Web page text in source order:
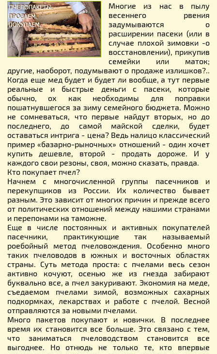
Многие из нас в пылу
весеннего рвения
задумываются о
расширении пасеки (или в
случае плохой зимовки -о
восстановлении), прикупив
семейки или маток;
другие, наоборот, подумывают о продаже излишков?..
Когда еще мед будет и будет ли вообще, а тут первые
реальные и быстрые деньги с пасеки, которые
обычно, ох как необходимы для поправки
пошатнувшегося за зиму семейного бюджета. Можно
не сомневаться, что первые найдут вторых, но до
последнего, до самой майской сделки, будет
оставаться интрига - цена? Ведь налицо классический
пример «базарно-рыночных» отношений - один хочет
купить дешевле, второй - продать дороже. И у
каждого свои резоны, своя, можно сказать, правда.
Кто покупает пчел?
Начнем с многочисленной группы пасечников и
перекупщиков из России. Их количество бывает
разным. Это зависит от многих причин и прежде всего
от политических отношений между нашими странами
и перепонами на таможне.
Еще в числе постоянных и активных покупателей
пасечники, практикующие так называемый
роебойный метод пчеловождения. Особенно много
таких пчеловодов в южных и восточных областях
страны. Суть метода проста: с пчелами весь сезон
активно кочуют, осенью же из гнезда забирают
буквально все, а пчел закуривают. Экономия на меде,
съедаемом пчелами зимой, возможных сахарных
подкормках, лекарствах и работе с пчелой. Весной
отправляются за новыми пчелами.
Много пакетов покупают и новички. В последнее
время их становится все больше. Это связано с тем,
что заниматься пчеловодством становится все
выгоднее. Но отнюдь не только те, кто впервые